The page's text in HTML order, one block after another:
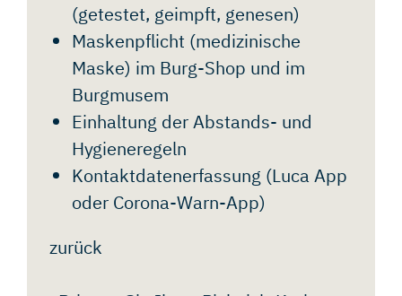
KONTAKT
(getestet, geimpft, genesen)
Maskenpflicht (medizinische
Maske) im Burg-Shop und im
Burgmusem
Einhaltung der Abstands- und
Hygieneregeln
Kontaktdatenerfassung (Luca App
oder Corona-Warn-App)
zurück